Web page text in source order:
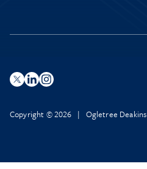
Copyright © 2026 | Ogletree Deakins